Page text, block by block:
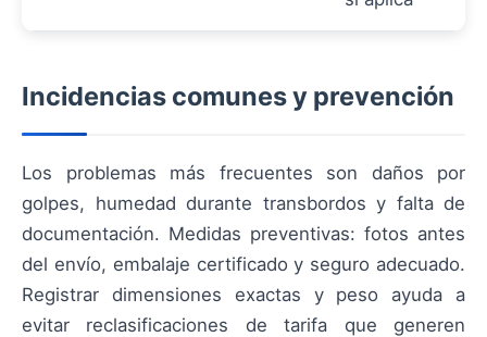
Incidencias comunes y prevención
Los problemas más frecuentes son daños por
golpes, humedad durante transbordos y falta de
documentación. Medidas preventivas: fotos antes
del envío, embalaje certificado y seguro adecuado.
Registrar dimensiones exactas y peso ayuda a
evitar reclasificaciones de tarifa que generen